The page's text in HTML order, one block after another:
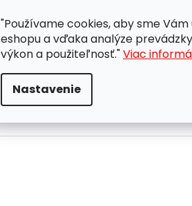
"Používame cookies, aby sme
eshopu a vďaka analýze
výkon a použiteľnosť."Viac
Nastavenie
ZÁKAZNÍCKA PODPORA